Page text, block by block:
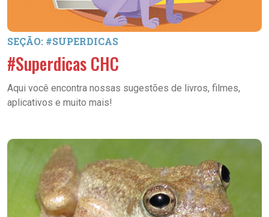
SEÇÃO: #SUPERDICAS
#Superdicas CHC
Aqui você encontra nossas sugestões de livros, filmes,
aplicativos e muito mais!